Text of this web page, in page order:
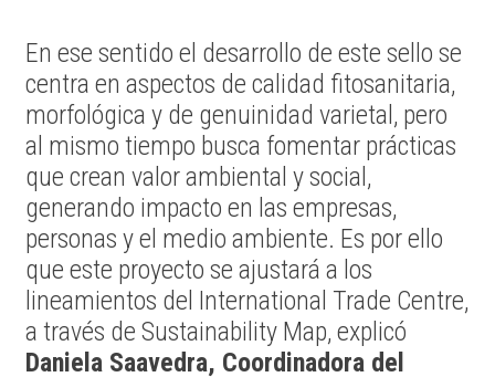
En ese sentido el desarrollo de este sello se
centra en aspectos de calidad fitosanitaria,
morfológica y de genuinidad varietal, pero
al mismo tiempo busca fomentar prácticas
que crean valor ambiental y social,
generando impacto en las empresas,
personas y el medio ambiente. Es por ello
que este proyecto se ajustará a los
lineamientos del International Trade Centre,
a través de Sustainability Map, explicó
Daniela Saavedra, Coordinadora del